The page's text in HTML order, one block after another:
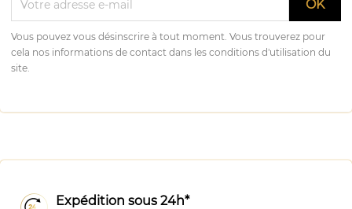
Vous pouvez vous désinscrire à tout moment. Vous trouverez pour
cela nos informations de contact dans les conditions d'utilisation du
site.
Expédition sous 24h*